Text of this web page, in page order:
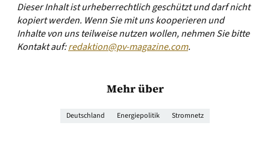
Dieser Inhalt ist urheberrechtlich geschützt und darf nicht
kopiert werden. Wenn Sie mit uns kooperieren und
Inhalte von uns teilweise nutzen wollen, nehmen Sie bitte
Kontakt auf:redaktion@pv-magazine.com.
Mehr über
Deutschland Energiepolitik Stromnetz